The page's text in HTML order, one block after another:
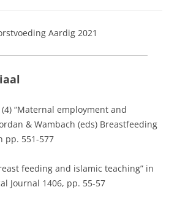
Aardig 2021
“Maternal employment and
& Wambach (eds) Breastfeeding
pp. 551-577
feeding and islamic teaching” in
Journal 1406, pp. 55-57